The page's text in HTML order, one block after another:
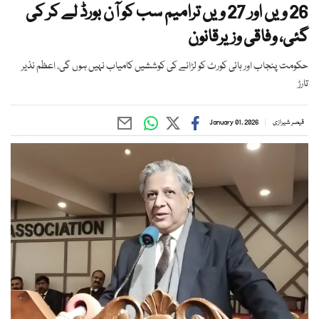
26 ویں اور 27 ویں ترامیم سب کو آن بورڈ لے کر کی
گئی، وفاقی وزیرقانون
حکومت پنجاب اور ہائی کورٹ کو لڑانے کی کوششیں کامیاب نہیں ہوں گی، اعظم نذیر
تارڑ
قیصر شیرازی January 01, 2026